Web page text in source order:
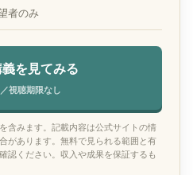
者のみ
を見てみる
視聴期限なし
含みます。記載内容は公式サイトの情
があります。無料で見られる範囲と有
認ください。収入や成果を保証するも